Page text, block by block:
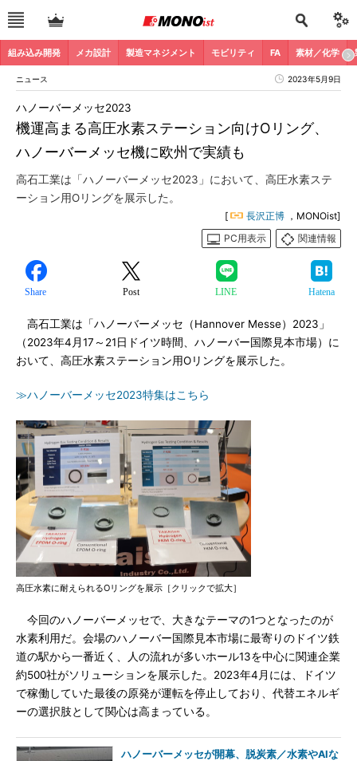
組み込み開発 メカ設計 製造マネジメント モビリティ FA 素材／化学
ニュース 2023年5月9日
機運高まる高圧水素ステーション向けOリング、
ハノーバーメッセ機に欧州で実績も
ハノーバーメッセ2023
高石工業は「ハノーバーメッセ2023」において、高圧水素ステ
ーション用Oリングを展示した。
[ 長沢正博 ，MONOist]
PC用表示
関連情報
Share Post LINE Hatena
高石工業は「ハノーバーメッセ（Hannover Messe）2023」
（2023年4月17～21日ドイツ時間、ハノーバー国際見本市場）に
おいて、高圧水素ステーション用Oリングを展示した。
≫ハノーバーメッセ2023特集はこちら
高圧水素に耐えられるOリングを展示［クリックで拡大］
今回のハノーバーメッセで、大きなテーマの1つとなったのが
水素利用だ。会場のハノーバー国際見本市場に最寄りのドイツ鉄
道の駅から一番近く、人の流れが多いホール13を中心に関連企業
約500社がソリューションを展示した。2023年4月には、ドイツ
で稼働していた最後の原発が運転を停止しており、代替エネルギ
ーの選択肢として関心は高まっている。
ハノーバーメッセが開幕、脱炭素／水素やAIな